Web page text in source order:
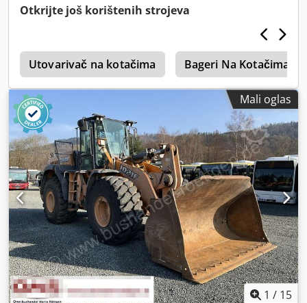
Otkrijte još korištenih strojeva
Utovarivač na kotačima Bageri Na Kotačima
Mali oglas
1 / 15